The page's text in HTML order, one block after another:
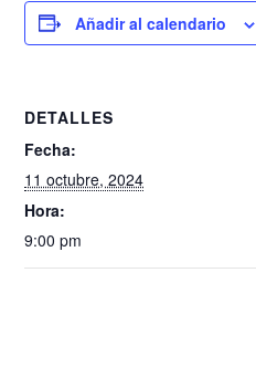
Añadir al calendario
DETALLES
Fecha:
11 octubre, 2024
Hora:
9:00 pm